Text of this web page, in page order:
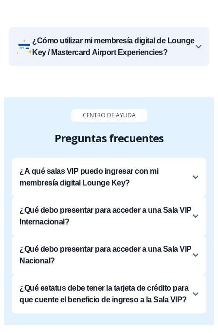
¿Cómo utilizar mi membresía digital de Lounge
Key / Mastercard Airport Experiencies?
CENTRO DE AYUDA
Preguntas frecuentes
¿A qué salas VIP puedo ingresar con mi
membresía digital Lounge Key?
¿Qué debo presentar para acceder a una Sala VIP
Internacional?
¿Qué debo presentar para acceder a una Sala VIP
Nacional?
¿Qué estatus debe tener la tarjeta de crédito para
que cuente el beneficio de ingreso a la Sala VIP?